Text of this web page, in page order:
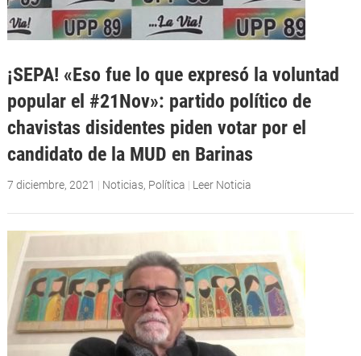
¡SEPA! «Eso fue lo que expresó la voluntad
popular el #21Nov»: partido político de
chavistas disidentes piden votar por el
candidato de la MUD en Barinas
7 diciembre, 2021 | Noticias, Política | Leer Noticia